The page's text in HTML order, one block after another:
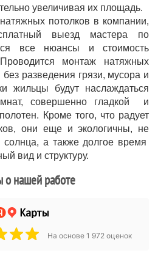
увеличивая их площадь.
потолков в компании,
выезд мастера по
все нюансы и стоимость
монтаж натяжных
разведения грязи, мусора и
жильцы будут наслаждаться
совершенно гладкой и
Кроме того, что радует
они еще и экологичны, не
а также долгое время
вид и структуру.
о нашей работе
На основе 1 972 оценок